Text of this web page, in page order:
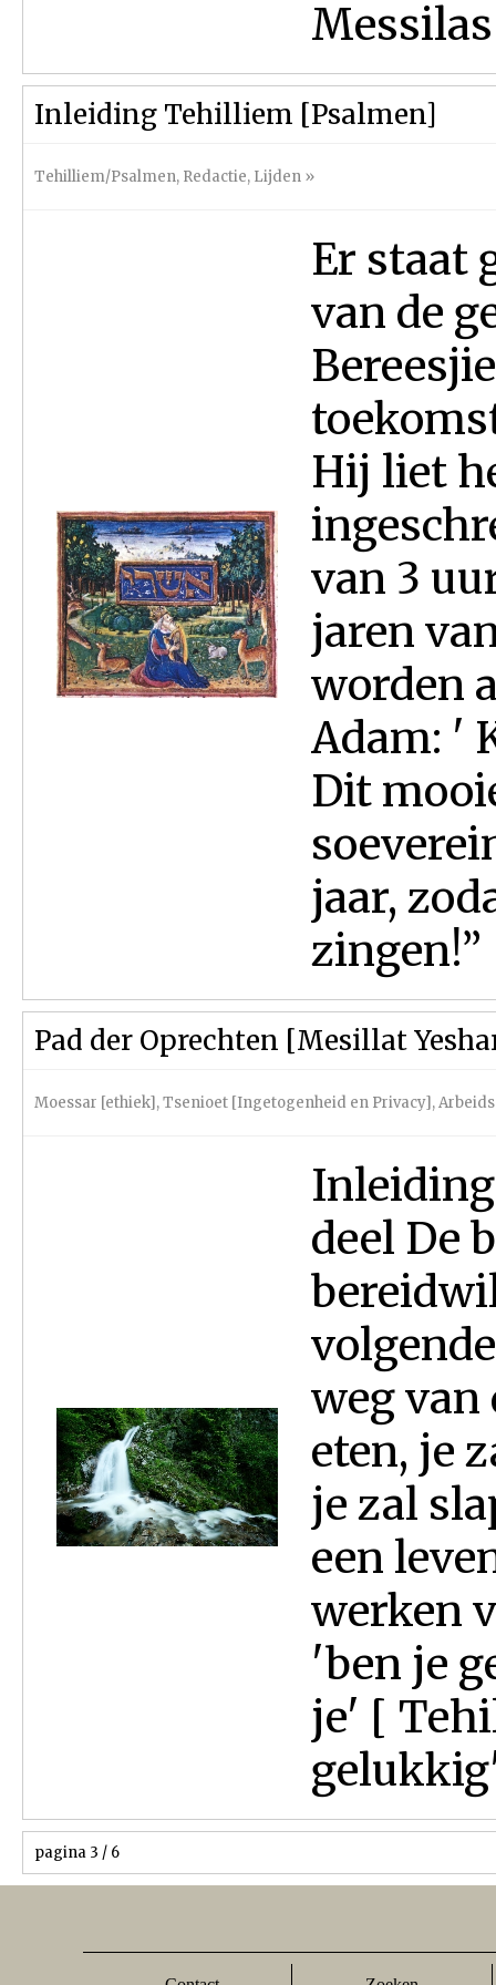
Inleiding Tehilliem [Psalmen]
Tehilliem/Psalmen, Redactie, Lijden »
Er staat
van de
Hij liet
van 3
jaren
worden
Adam: '
Dit
jaar,
zingen!”
Pad der Oprechten [Mesillat
Moessar [ethiek],Tsenioet [Ingetogenheid en Privacy],
Inleiding
deel De
weg van
eten, je
je zal
een
werken
'ben je
je' [
pagina 3 / 6